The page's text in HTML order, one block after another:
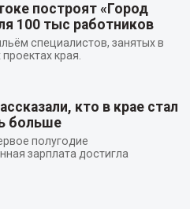
построят «Город
100 тыс работников
специалистов, занятых в
края.
кто в крае стал
больше
полугодие
зарплата достигла